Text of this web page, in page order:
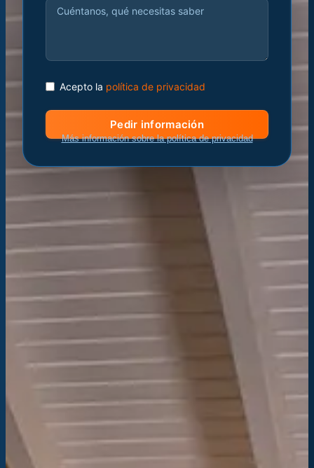
Acepto la política de privacidad
Pedir información
Más información sobre la política de privacidad